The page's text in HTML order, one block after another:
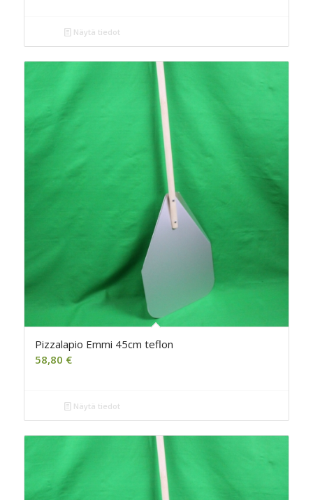
Näytä tiedot
Pizzalapio Emmi 45cm teflon
58,80 €
Näytä tiedot